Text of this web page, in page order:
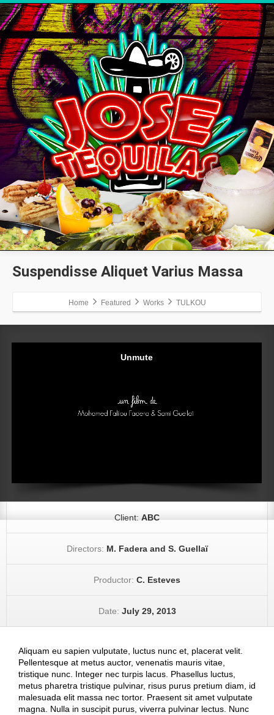
Suspendisse Aliquet Varius Massa
Home Featured Works TULKOU
Client: ABC
Directors: M. Fadera and S. Guellaï
Productor: C. Esteves
Date: July 29, 2013
Aliquam eu sapien vulputate, luctus nunc et, placerat velit.
Pellentesque at metus auctor, venenatis mauris vitae,
tristique nunc. Integer nec turpis lacus. Phasellus luctus,
metus pharetra tristique pulvinar, risus purus pretium diam, id
malesuada elit massa nec tortor. Praesent sit amet vulputate
magna. Nulla in suscipit purus, viverra pulvinar lectus. Nunc